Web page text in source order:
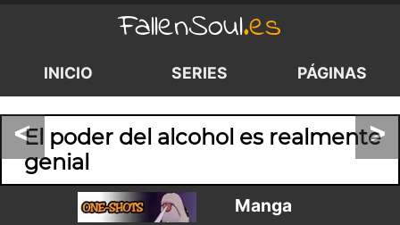
FallenSoul.es
INICIO SERIES PÁGINAS
< >
El poder del alcohol es realmente
genial
Manga